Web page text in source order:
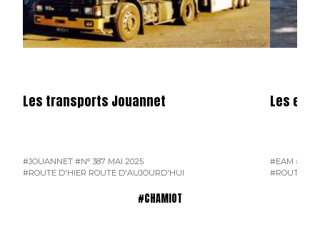
Les transports Jouannet
#JOUANNET #N° 387 MAI 2025
#ROUTE D'HIER ROUTE D'AUJOURD'HUI
Les
#EAM
#ROUTE
#CHAMIOT